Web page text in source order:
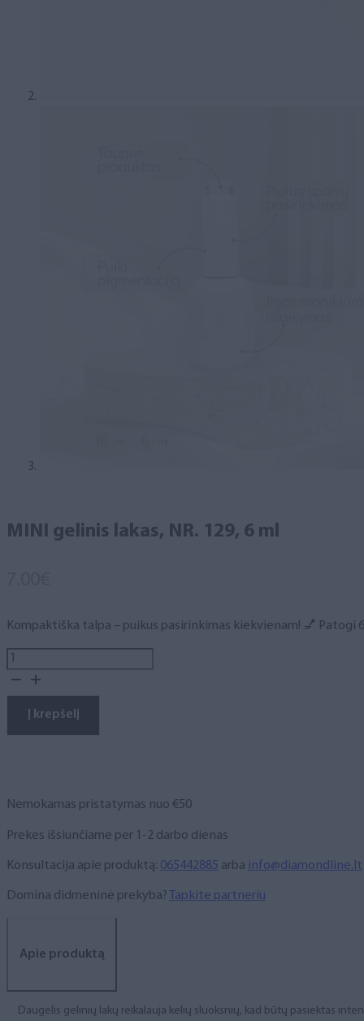
MINI gelinis lakas, NR. 129, 6 ml
Kompaktiška talpa – puikus pasirinkimas kiekvienam! 💅
produkto
kiekis:
gelinis
lakas,
Į krepšelį
Nemokamas pristatymas nuo €50
Prekes išsiunčiame per 1-2 darbo dienas
Konsultacija apie produktą: 065442885 arba info@diamondline.lt
Domina didmeninė prekyba? Tapkite partneriu
Apie produktą
Daugelis gelinių lakų reikalauja kelių sluoksnių, kad būtų pasiektas